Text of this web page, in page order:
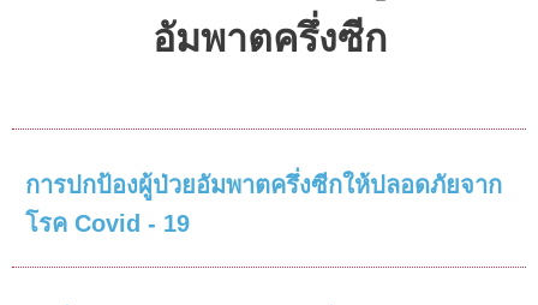
อัมพาตครึ่งซีก
การปกป้องผู้ป่วยอัมพาตครึ่งซีกให้ปลอดภัยจาก
โรค Covid - 19